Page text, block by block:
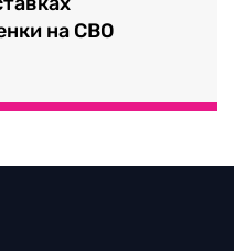
на СВО